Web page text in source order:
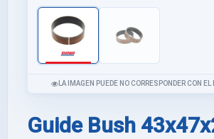
LA IMAGEN PUEDE NO CORRESPONDER CON EL
Guide Bush